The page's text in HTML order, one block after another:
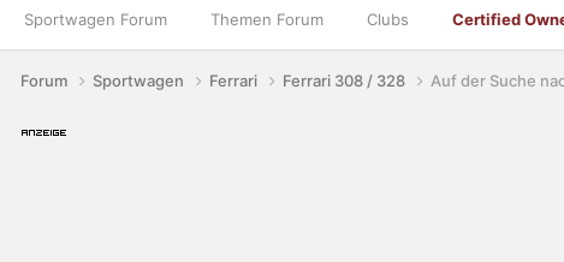
Sportwagen Forum Themen Forum Clubs Certified
Forum Sportwagen Ferrari Ferrari 308 / 328 Auf der Suche